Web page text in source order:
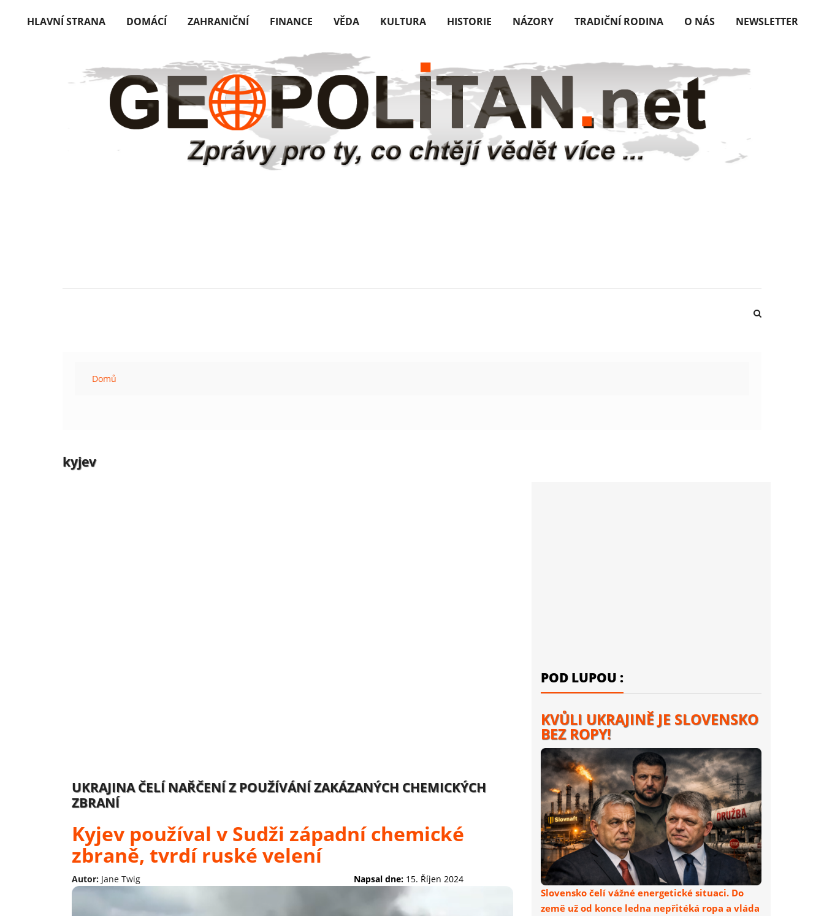
HLAVNÍ STRANA DOMÁCÍ ZAHRANIČNÍ FINANCE VĚDA KULTURA HISTORIE NÁZORY TRADIČNÍ RODINA O NÁS NEWSLETTER
Domů
kyjev
UKRAJINA ČELÍ NAŘČENÍ Z POUŽÍVÁNÍ ZAKÁZANÝCH CHEMICKÝCH
ZBRANÍ
Kyjev používal v Sudži západní chemické
zbraně, tvrdí ruské velení
Autor: Jane Twig Napsal dne: 15. Říjen 2024
POD LUPOU :
KVŮLI UKRAJINĚ JE SLOVENSKO
BEZ ROPY!
Slovensko čelí vážné energetické situaci. Do
země už od konce ledna nepřitéká ropa a vláda